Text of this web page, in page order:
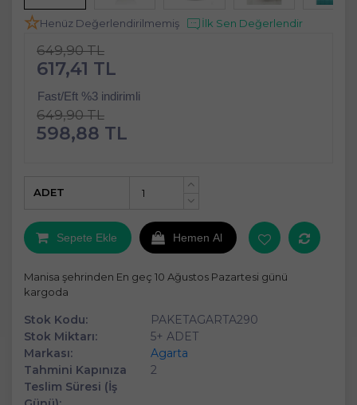
Henüz Değerlendirilmemiş İlk Sen Değerlendir
649,90 TL
617,41 TL
Fast/Eft %3 indirimli
649,90 TL
598,88 TL
+
ADET
Sepete Ekle Hemen Al
Manisa şehrinden En geç 10 Ağustos Pazartesi günü
kargoda
Stok Kodu:
PAKETAGARTA290
Stok Miktarı:
5+ ADET
Markası:
Agarta
Tahmini Kapınıza
Teslim Süresi (İş
2